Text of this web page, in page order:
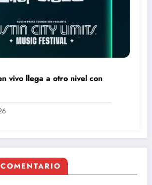
vivo llega a otro nivel con